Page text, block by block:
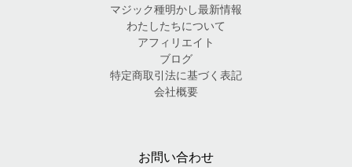
マジック種明かし最新情報
わたしたちについて
アフィリエイト
ブログ
特定商取引法に基づく表記
会社概要
お問い合わせ